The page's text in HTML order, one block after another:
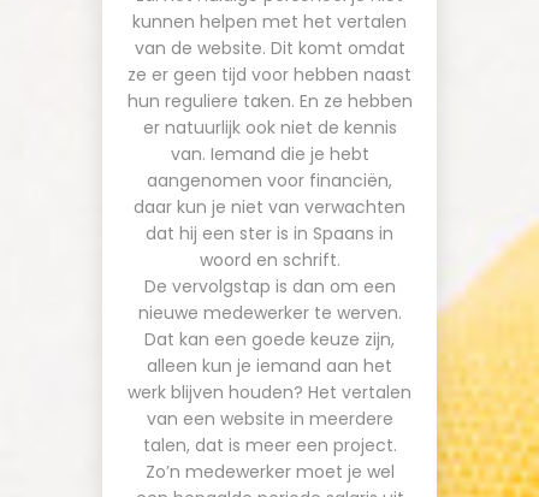
kunnen helpen met het vertalen
van de website. Dit komt omdat
ze er geen tijd voor hebben naast
hun reguliere taken. En ze hebben
er natuurlijk ook niet de kennis
van. Iemand die je hebt
aangenomen voor financiën,
daar kun je niet van verwachten
dat hij een ster is in Spaans in
woord en schrift.
De vervolgstap is dan om een
nieuwe medewerker te werven.
Dat kan een goede keuze zijn,
alleen kun je iemand aan het
werk blijven houden? Het vertalen
van een website in meerdere
talen, dat is meer een project.
Zo’n medewerker moet je wel